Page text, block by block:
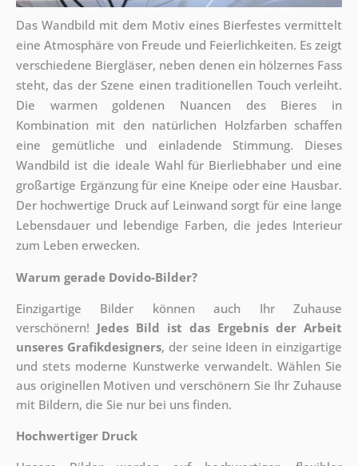
Das Wandbild mit dem Motiv eines Bierfestes vermittelt
eine Atmosphäre von Freude und Feierlichkeiten. Es zeigt
verschiedene Biergläser, neben denen ein hölzernes Fass
steht, das der Szene einen traditionellen Touch verleiht.
Die warmen goldenen Nuancen des Bieres in
Kombination mit den natürlichen Holzfarben schaffen
eine gemütliche und einladende Stimmung. Dieses
Wandbild ist die ideale Wahl für Bierliebhaber und eine
großartige Ergänzung für eine Kneipe oder eine Hausbar.
Der hochwertige Druck auf Leinwand sorgt für eine lange
Lebensdauer und lebendige Farben, die jedes Interieur
zum Leben erwecken.
Warum gerade Dovido-Bilder?
Einzigartige Bilder können auch Ihr Zuhause
verschönern! Jedes Bild ist das Ergebnis der Arbeit
unseres Grafikdesigners, der seine Ideen in einzigartige
und stets moderne Kunstwerke verwandelt. Wählen Sie
aus originellen Motiven und verschönern Sie Ihr Zuhause
mit Bildern, die Sie nur bei uns finden.
Hochwertiger Druck